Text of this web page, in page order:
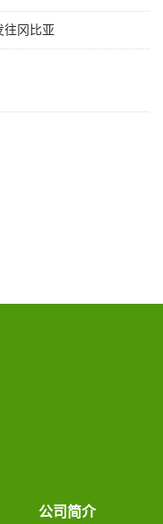
往冈比亚
公司简介